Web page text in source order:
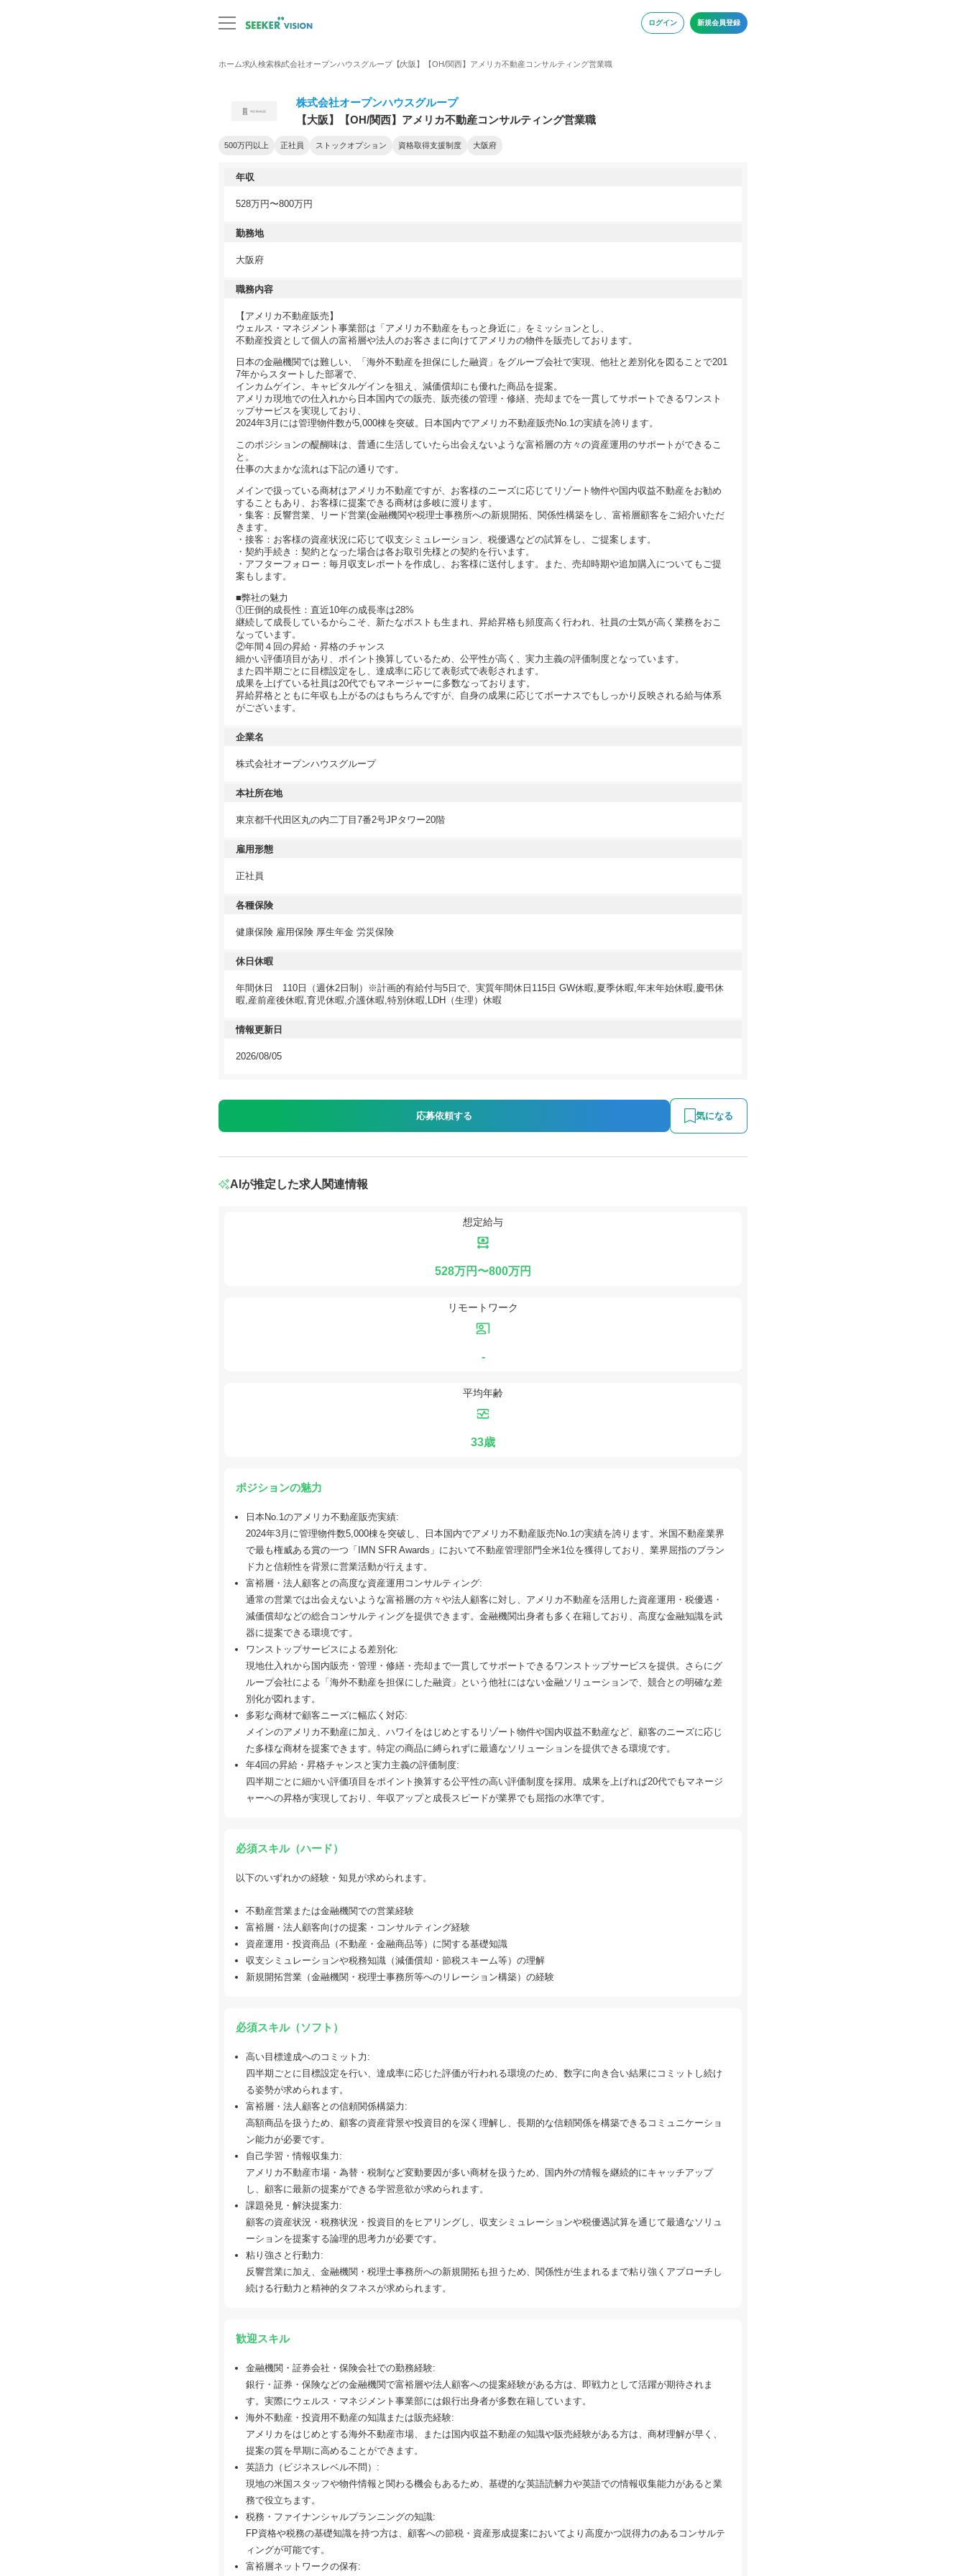
ログイン 新規会員登録
ホーム求人検索株式会社オープンハウスグループ【大阪】【OH/関西】アメリカ不動産コンサルティング営業職
株式会社オープンハウスグループ
【大阪】【OH/関西】アメリカ不動産コンサルティング営業職
500万円以上 正社員 ストックオプション 資格取得支援制度 大阪府
年収
528万円〜800万円
勤務地
大阪府
職務内容
【アメリカ不動産販売】
ウェルス・マネジメント事業部は「アメリカ不動産をもっと⾝近に」をミッションとし、
不動産投資として個⼈の富裕層や法⼈のお客さまに向けてアメリカの物件を販売しております。
日本の金融機関では難しい、「海外不動産を担保にした融資」をグループ会社で実現、他社と差別化を図ることで201
7年からスタートした部署で、
インカムゲイン、キャピタルゲインを狙え、減価償却にも優れた商品を提案。
アメリカ現地での仕入れから日本国内での販売、販売後の管理・修繕、売却までを一貫してサポートできるワンスト
ップサービスを実現しており、
2024年3月には管理物件数が5,000棟を突破。日本国内でアメリカ不動産販売No.1の実績を誇ります。
このポジションの醍醐味は、普通に⽣活していたら出会えないような富裕層の⽅々の資産運⽤のサポートができるこ
と。
仕事の大まかな流れは下記の通りです。
メインで扱っている商材はアメリカ不動産ですが、お客様のニーズに応じてリゾート物件や国内収益不動産をお勧め
することもあり、お客様に提案できる商材は多岐に渡ります。
・集客：反響営業、リード営業(金融機関や税理士事務所への新規開拓、関係性構築をし、富裕層顧客をご紹介いただ
きます。
・接客：お客様の資産状況に応じて収支シミュレーション、税優遇などの試算をし、ご提案します。
・契約手続き：契約となった場合は各お取引先様との契約を行います。
・アフターフォロー：毎月収支レポートを作成し、お客様に送付します。また、売却時期や追加購入についてもご提
案もします。
■弊社の魅力
①圧倒的成長性：直近10年の成長率は28%
継続して成長しているからこそ、新たなポストも生まれ、昇給昇格も頻度高く行われ、社員の士気が高く業務をおこ
なっています。
②年間４回の昇給・昇格のチャンス
細かい評価項目があり、ポイント換算しているため、公平性が高く、実力主義の評価制度となっています。
また四半期ごとに目標設定をし、達成率に応じて表彰式で表彰されます。
成果を上げている社員は20代でもマネージャーに多数なっております。
昇給昇格とともに年収も上がるのはもちろんですが、自身の成果に応じてボーナスでもしっかり反映される給与体系
がございます。
企業名
株式会社オープンハウスグループ
本社所在地
東京都千代田区丸の内二丁目7番2号JPタワー20階
雇用形態
正社員
各種保険
健康保険 雇用保険 厚生年金 労災保険
休日休暇
年間休日 110日（週休2日制）※計画的有給付与5日で、実質年間休日115日 GW休暇,夏季休暇,年末年始休暇,慶弔休
暇,産前産後休暇,育児休暇,介護休暇,特別休暇,LDH（生理）休暇
情報更新日
2026/08/05
応募依頼する 気になる
AIが推定した求人関連情報
想定給与
528万円〜800万円
リモートワーク
-
平均年齢
33歳
ポジションの魅力
日本No.1のアメリカ不動産販売実績:
2024年3月に管理物件数5,000棟を突破し、日本国内でアメリカ不動産販売No.1の実績を誇ります。米国不動産業界
で最も権威ある賞の一つ「IMN SFR Awards」において不動産管理部門全米1位を獲得しており、業界屈指のブラン
ド力と信頼性を背景に営業活動が行えます。
富裕層・法人顧客との高度な資産運用コンサルティング:
通常の営業では出会えないような富裕層の方々や法人顧客に対し、アメリカ不動産を活用した資産運用・税優遇・
減価償却などの総合コンサルティングを提供できます。金融機関出身者も多く在籍しており、高度な金融知識を武
器に提案できる環境です。
ワンストップサービスによる差別化:
現地仕入れから国内販売・管理・修繕・売却まで一貫してサポートできるワンストップサービスを提供。さらにグ
ループ会社による「海外不動産を担保にした融資」という他社にはない金融ソリューションで、競合との明確な差
別化が図れます。
多彩な商材で顧客ニーズに幅広く対応:
メインのアメリカ不動産に加え、ハワイをはじめとするリゾート物件や国内収益不動産など、顧客のニーズに応じ
た多様な商材を提案できます。特定の商品に縛られずに最適なソリューションを提供できる環境です。
年4回の昇給・昇格チャンスと実力主義の評価制度:
四半期ごとに細かい評価項目をポイント換算する公平性の高い評価制度を採用。成果を上げれば20代でもマネージ
ャーへの昇格が実現しており、年収アップと成長スピードが業界でも屈指の水準です。
必須スキル（ハード）
以下のいずれかの経験・知見が求められます。
不動産営業または金融機関での営業経験
富裕層・法人顧客向けの提案・コンサルティング経験
資産運用・投資商品（不動産・金融商品等）に関する基礎知識
収支シミュレーションや税務知識（減価償却・節税スキーム等）の理解
新規開拓営業（金融機関・税理士事務所等へのリレーション構築）の経験
必須スキル（ソフト）
高い目標達成へのコミット力:
四半期ごとに目標設定を行い、達成率に応じた評価が行われる環境のため、数字に向き合い結果にコミットし続け
る姿勢が求められます。
富裕層・法人顧客との信頼関係構築力:
高額商品を扱うため、顧客の資産背景や投資目的を深く理解し、長期的な信頼関係を構築できるコミュニケーショ
ン能力が必要です。
自己学習・情報収集力:
アメリカ不動産市場・為替・税制など変動要因が多い商材を扱うため、国内外の情報を継続的にキャッチアップ
し、顧客に最新の提案ができる学習意欲が求められます。
課題発見・解決提案力:
顧客の資産状況・税務状況・投資目的をヒアリングし、収支シミュレーションや税優遇試算を通じて最適なソリュ
ーションを提案する論理的思考力が必要です。
粘り強さと行動力:
反響営業に加え、金融機関・税理士事務所への新規開拓も担うため、関係性が生まれるまで粘り強くアプローチし
続ける行動力と精神的タフネスが求められます。
歓迎スキル
金融機関・証券会社・保険会社での勤務経験:
銀行・証券・保険などの金融機関で富裕層や法人顧客への提案経験がある方は、即戦力として活躍が期待されま
す。実際にウェルス・マネジメント事業部には銀行出身者が多数在籍しています。
海外不動産・投資用不動産の知識または販売経験:
アメリカをはじめとする海外不動産市場、または国内収益不動産の知識や販売経験がある方は、商材理解が早く、
提案の質を早期に高めることができます。
英語力（ビジネスレベル不問）:
現地の米国スタッフや物件情報と関わる機会もあるため、基礎的な英語読解力や英語での情報収集能力があると業
務で役立ちます。
税務・ファイナンシャルプランニングの知識:
FP資格や税務の基礎知識を持つ方は、顧客への節税・資産形成提案においてより高度かつ説得力のあるコンサルテ
ィングが可能です。
富裕層ネットワークの保有: